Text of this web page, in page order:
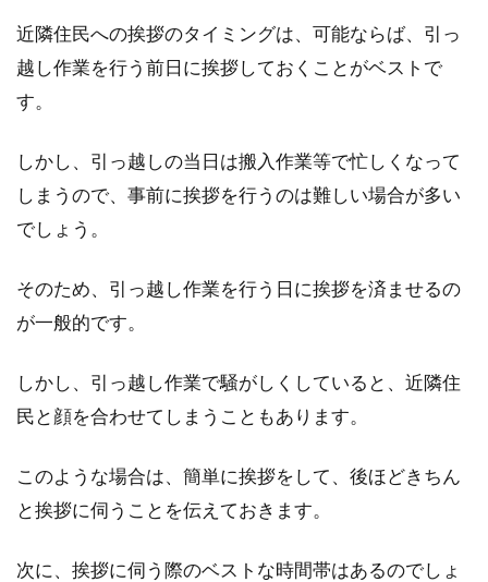
るというとき、初めてのいろいろな契約や手続
きをしなければ...
アパートの足音がうるさい！管理会
社への上手な伝え方とは？
になることがあります。一度気になりだすと、
アパート退去時にしておきたい掃除
アパートを退去する際は、掃除を行うことが常
しまうと...
近隣住民への挨拶のタイミングは、可能ならば、引っ
越し作業を行う前日に挨拶しておくことがベストで
す。
しかし、引っ越しの当日は搬入作業等で忙しくなって
しまうので、事前に挨拶を行うのは難しい場合が多い
でしょう。
そのため、引っ越し作業を行う日に挨拶を済ませるの
が一般的です。
しかし、引っ越し作業で騒がしくしていると、近隣住
民と顔を合わせてしまうこともあります。
このような場合は、簡単に挨拶をして、後ほどきちん
と挨拶に伺うことを伝えておきます。
次に、挨拶に伺う際のベストな時間帯はあるのでしょ